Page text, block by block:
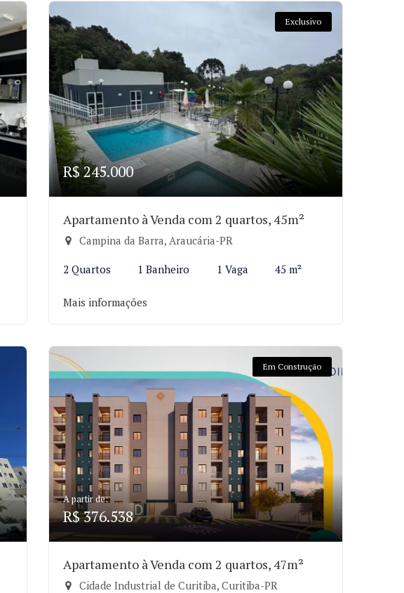
Exclusivo
R$ 245.000
Apartamento à Venda com 2 quartos, 45m²
Campina da Barra, Araucária-PR
2 Quartos 1 Banheiro 1 Vaga 45 m²
Mais informações
Em Construção
A partir de:
R$ 376.538
Apartamento à Venda com 2 quartos, 47m²
Cidade Industrial de Curitiba, Curitiba-PR